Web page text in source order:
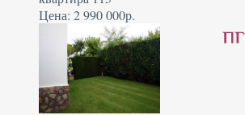
Цена: 2 990 000р.